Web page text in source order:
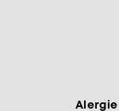
Alergie